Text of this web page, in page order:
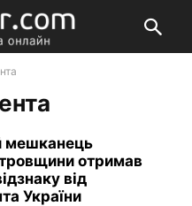
мешканець
отримав
від
України